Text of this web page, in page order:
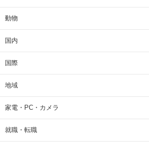
動物
国内
国際
地域
家電・PC・カメラ
就職・転職